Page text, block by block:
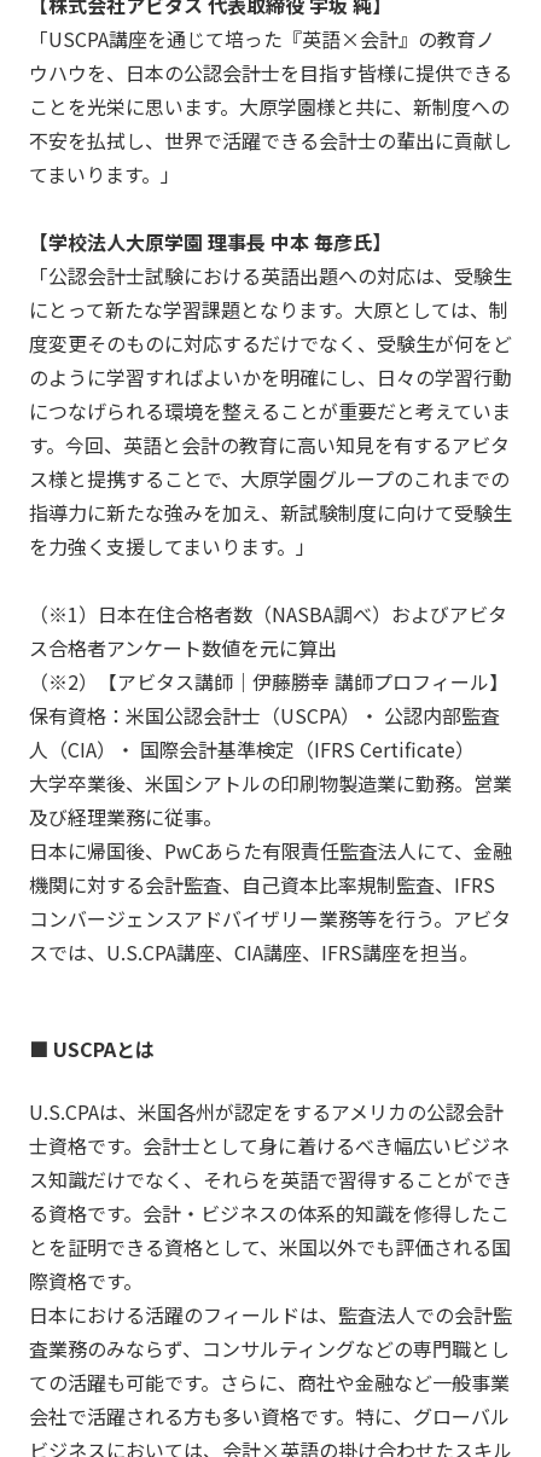
「USCPA講座を通じて培った『英語×会計』の教育ノ
ウハウを、日本の公認会計士を目指す皆様に提供できる
ことを光栄に思います。大原学園様と共に、新制度への
不安を払拭し、世界で活躍できる会計士の輩出に貢献し
てまいります。」
【学校法人大原学園 理事長 中本 毎彦氏】
「公認会計士試験における英語出題への対応は、受験生
にとって新たな学習課題となります。大原としては、制
度変更そのものに対応するだけでなく、受験生が何をど
のように学習すればよいかを明確にし、日々の学習行動
につなげられる環境を整えることが重要だと考えていま
す。今回、英語と会計の教育に高い知見を有するアビタ
ス様と提携することで、大原学園グループのこれまでの
指導力に新たな強みを加え、新試験制度に向けて受験生
を力強く支援してまいります。」
（※1）日本在住合格者数（NASBA調べ）およびアビタ
ス合格者アンケート数値を元に算出
（※2）【アビタス講師｜伊藤勝幸 講師プロフィール】
保有資格：米国公認会計士（USCPA）・ 公認内部監査
人（CIA）・ 国際会計基準検定（IFRS Certificate）
大学卒業後、米国シアトルの印刷物製造業に勤務。営業
及び経理業務に従事。
日本に帰国後、PwCあらた有限責任監査法人にて、金融
機関に対する会計監査、自己資本比率規制監査、IFRS
コンバージェンスアドバイザリー業務等を行う。アビタ
スでは、U.S.CPA講座、CIA講座、IFRS講座を担当。
■ USCPAとは
U.S.CPAは、米国各州が認定をするアメリカの公認会計
士資格です。会計士として身に着けるべき幅広いビジネ
ス知識だけでなく、それらを英語で習得することができ
る資格です。会計・ビジネスの体系的知識を修得したこ
とを証明できる資格として、米国以外でも評価される国
際資格です。
日本における活躍のフィールドは、監査法人での会計監
査業務のみならず、コンサルティングなどの専門職とし
ての活躍も可能です。さらに、商社や金融など一般事業
会社で活躍される方も多い資格です。特に、グローバル
ビジネスにおいては、会計×英語の掛け合わせたスキル